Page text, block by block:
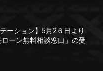
テーション】5月2６日より
ローン無料相談窓口」の受